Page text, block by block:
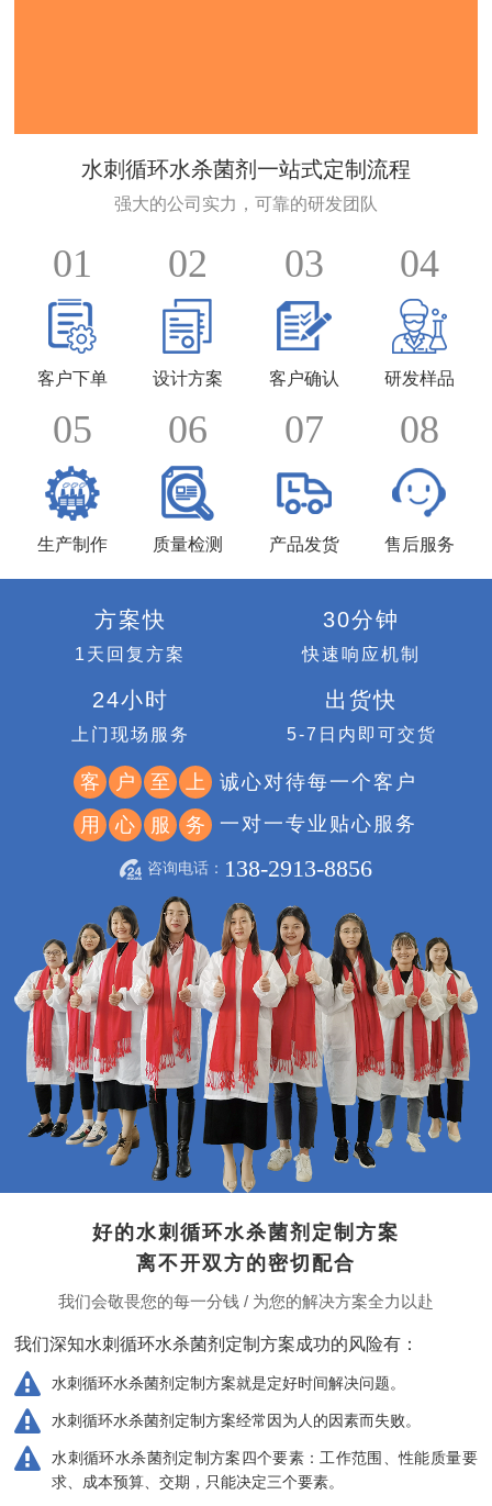
水刺循环水杀菌剂一站式定制流程
强大的公司实力，可靠的研发团队
01
客户下单
02
设计方案
03
客户确认
04
研发样品
05
生产制作
06
质量检测
07
产品发货
08
售后服务
方案快
1天回复方案
30分钟
快速响应机制
24小时
上门现场服务
出货快
5-7日内即可交货
客 户 至 上
诚心对待每一个客户
用
心 服 务 一对一专业贴心服务
咨询电话： 138-2913-8856
好的水刺循环水杀菌剂定制方案
离不开双方的密切配合
我们会敬畏您的每一分钱 / 为您的解决方案全力以赴
我们深知水刺循环水杀菌剂定制方案成功的风险有：
水刺循环水杀菌剂定制方案就是定好时间解决问题。
水刺循环水杀菌剂定制方案经常因为人的因素而失败。
水刺循环水杀菌剂定制方案四个要素：工作范围、性能质量要
求、成本预算、交期，只能决定三个要素。